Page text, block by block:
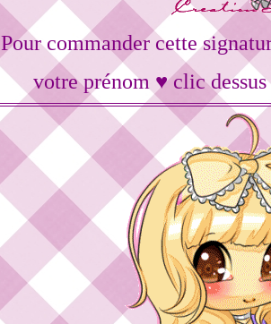
Pour commander cette
votre prénom ♥ clic dessus